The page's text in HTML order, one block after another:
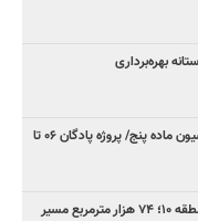
تصویب پارکینگ- پناهگاه‌ها در کمیسیون ماده پنج/ پروژه پادگان ۰۶ تا
افزایش ۹ برابری احداث پیاده‌رو در منطقه ۱۰؛ ۷۴ هزار مترمربع مسیر